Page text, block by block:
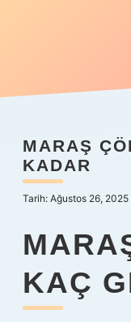
Anasayfa
Yasal Uyarı
Hakkımızda
MARAŞ
KADAR
Tarih: Ağustos 26, 2025
KAÇ